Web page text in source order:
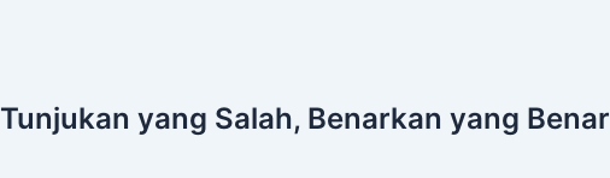
Tunjukan yang Salah, Benarkan yang Benar